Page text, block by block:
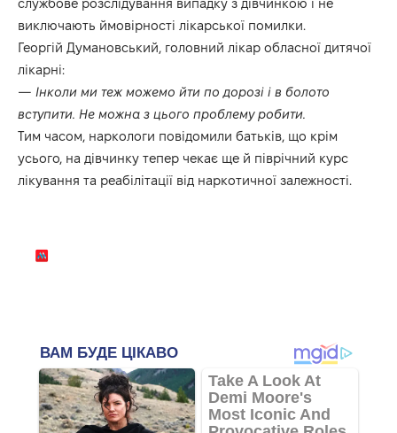
службове розслідування випадку з дівчинкою і не
виключають ймовірності лікарської помилки.
Георгій Думановський, головний лікар обласної дитячої
лікарні:
— Інколи ми теж можемо йти по дорозі і в болото
вступити. Не можна з цього проблему робити.
Тим часом, наркологи повідомили батьків, що крім
усього, на дівчинку тепер чекає ще й піврічний курс
лікування та реабілітації від наркотичної залежності.